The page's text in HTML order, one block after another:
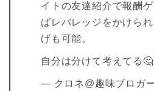
イトの友達紹介で報酬
ばレバレッジをかけら
げも可能。
自分は分けて考えてる🤔
— クロネ@趣味ブロガ